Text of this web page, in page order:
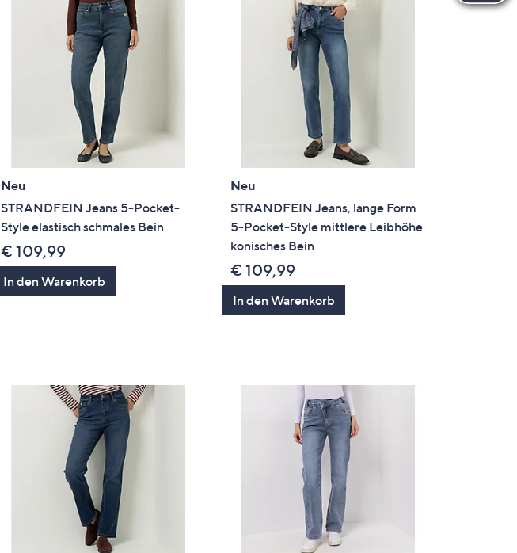
Neu
STRANDFEIN Jeans 5-Pocket-
Style elastisch schmales Bein
€ 109,99
In den Warenkorb
Neu
STRANDFEIN Jeans, lange Form
5-Pocket-Style mittlere Leibhöhe
konisches Bein
€ 109,99
In den Warenkorb